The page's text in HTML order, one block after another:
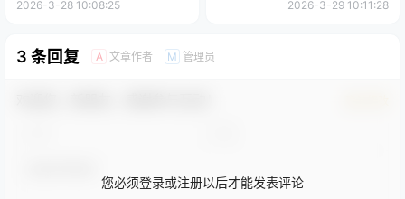
2026-3-28 10:08:25 2026-3-29 10:11:28
3 条回复 A 文章作者 M 管理员
您必须登录或注册以后才能发表评论